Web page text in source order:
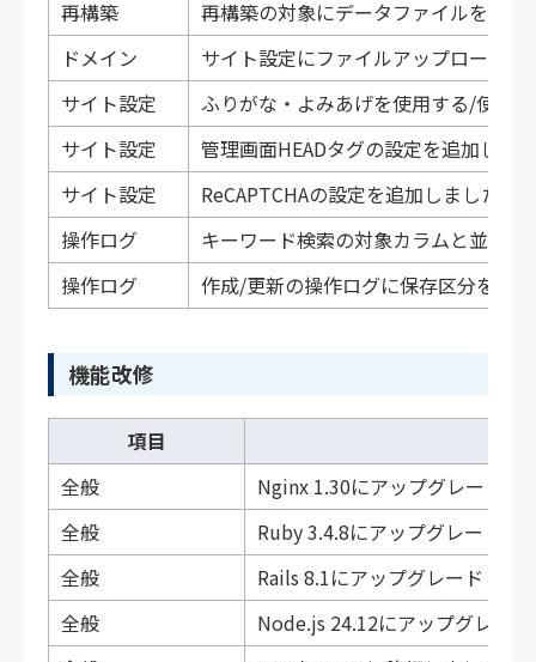
再構築
再構築の対象にデータファイルを追加
ドメイン
サイト設定にファイルアップロード
サイト設定
ふりがな・よみあげを使用する/使用
サイト設定
管理画面HEADタグの設定を追加しま
サイト設定
ReCAPTCHAの設定を追加しました。
操作ログ
キーワード検索の対象カラムと並び
操作ログ
作成/更新の操作ログに保存区分を追
機能改修
項目
全般
Nginx 1.30にアップグレードし
全般
Ruby 3.4.8にアップグレードし
全般
Rails 8.1にアップグレードしま
全般
Node.js 24.12にアップグレー